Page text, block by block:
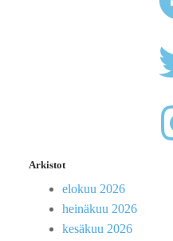
Arkistot
elokuu 2026
heinäkuu 2026
kesäkuu 2026